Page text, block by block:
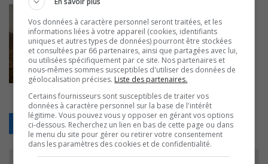
Retour
Vos données à caractère personnel seront traitées, et les
informations liées à votre appareil (cookies, identifiants
uniques et autres types de données) pourront être stockées
et consultées par 66 partenaires, ainsi que partagées avec lui,
ou utilisées spécifiquement par ce site. Nos partenaires et
nous-mêmes sommes susceptibles d'utiliser des données de
géolocalisation précises. Liste des partenaires.
Certains fournisseurs sont susceptibles de traiter vos
données à caractère personnel sur la base de l'intérêt
légitime. Vous pouvez vous y opposer en gérant vos options
ci-dessous. Recherchez un lien en bas de cette page ou dans
le menu du site pour gérer ou retirer votre consentement
dans les paramètres des cookies et de confidentialité.